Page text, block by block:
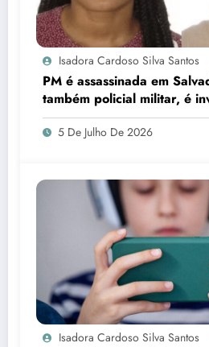
Isadora Cardoso Silva Santos
PM é assassinada em
também policial militar, é
crime
5 De Julho De 2026
Isadora Cardoso Silva Santos